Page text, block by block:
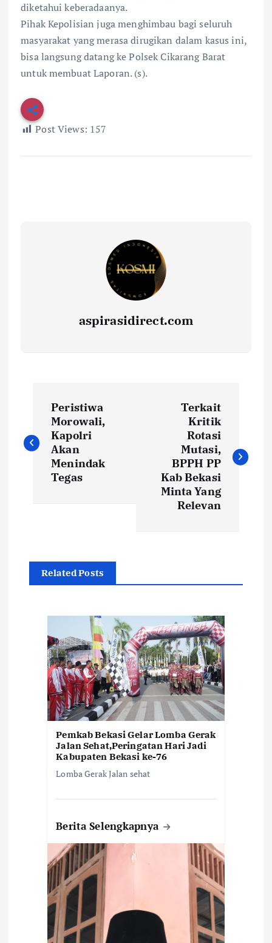
diketahui keberadaanya.
Pihak Kepolisian juga menghimbau bagi seluruh
masyarakat yang merasa dirugikan dalam kasus ini,
bisa langsung datang ke Polsek Cikarang Barat
untuk membuat Laporan. (s).
Post Views: 157
aspirasidirect.com
a
v
Peristiwa
Morowali,
Kapolri
Akan
Menindak
Tegas
Terkait
Kritik
Rotasi
Mutasi,
BPPH PP
Kab Bekasi
Minta Yang
Relevan
Related Posts
Pemkab Bekasi Gelar Lomba Gerak
Jalan Sehat,Peringatan Hari Jadi
Kabupaten Bekasi ke-76
Lomba Gerak Jalan sehat
Berita Selengkapnya